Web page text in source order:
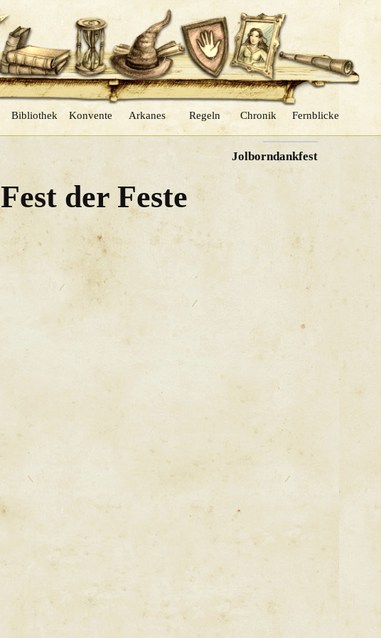
Bibliothek Konvente Arkanes Regeln Chronik Fernblicke
Fest der Feste
Jolborndankfest